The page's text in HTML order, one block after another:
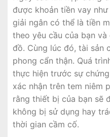
được khoản tiền vay
giải ngân có thể là tiền
theo yêu cầu của bạn
đồ. Cùng lúc đó, tài sản
phong cẩn thận. Quá
thực hiện trước sự
xác nhận trên tem niêm
rằng thiết bị của bạn sẽ
không bị sử dụng hay
thời gian cầm cố.